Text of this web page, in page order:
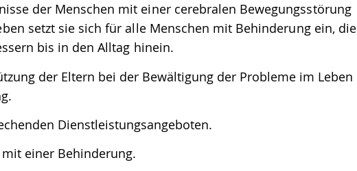
der Menschen mit einer cerebralen Bewegungsstörung
setzt sie sich für alle Menschen mit Behinderung ein, die
bis in den Alltag hinein.
der Eltern bei der Bewältigung der Probleme im Leben
Dienstleistungsangeboten.
einer Behinderung.